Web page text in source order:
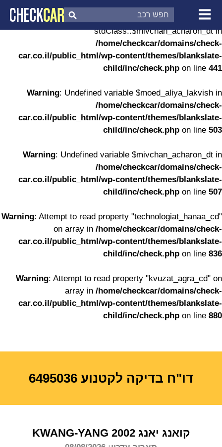
Warning: Undefined property:
stdClass::$mivchan_acharon_dt in
/home/checkcar/domains/check-
car.co.il/public_html/wp-content/themes/blankslate-
child/inc/check.php on line 441
Warning: Undefined variable $moed_aliya_lakvish in
/home/checkcar/domains/check-
car.co.il/public_html/wp-content/themes/blankslate-
child/inc/check.php on line 503
Warning: Undefined variable $mivchan_acharon_dt in
/home/checkcar/domains/check-
car.co.il/public_html/wp-content/themes/blankslate-
child/inc/check.php on line 507
Warning: Attempt to read property "technologiat_hanaa_cd"
on array in /home/checkcar/domains/check-
car.co.il/public_html/wp-content/themes/blankslate-
child/inc/check.php on line 836
Warning: Attempt to read property "kvuzat_agra_cd" on
array in /home/checkcar/domains/check-
car.co.il/public_html/wp-content/themes/blankslate-
child/inc/check.php on line 880
צ'ק קאר
דוח בדיקת רכב
דו"ח בדיקה לקטנוע 6495036
קואנג יאנג KWANG-YANG 2002